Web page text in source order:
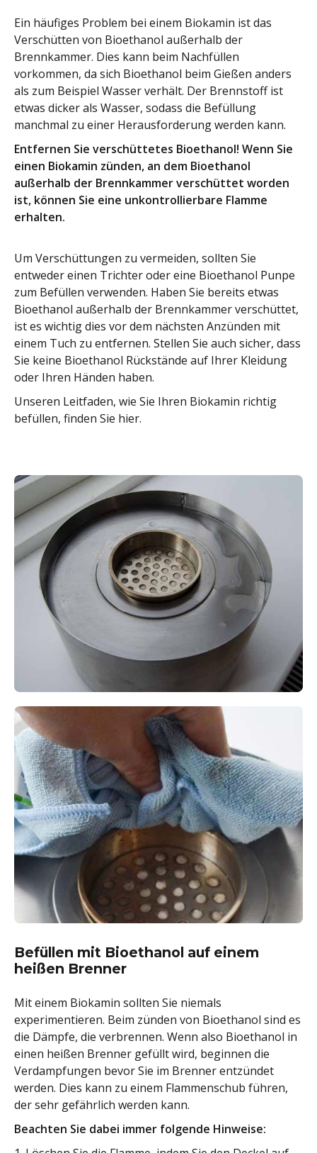
Ein häufiges Problem bei einem Biokamin ist das
Verschütten von Bioethanol außerhalb der
Brennkammer. Dies kann beim Nachfüllen
vorkommen, da sich Bioethanol beim Gießen anders
als zum Beispiel Wasser verhält. Der Brennstoff ist
etwas dicker als Wasser, sodass die Befüllung
manchmal zu einer Herausforderung werden kann.
Entfernen Sie verschüttetes Bioethanol! Wenn Sie
einen Biokamin zünden, an dem Bioethanol
außerhalb der Brennkammer verschüttet worden
ist, können Sie eine unkontrollierbare Flamme
erhalten.
Um Verschüttungen zu vermeiden, sollten Sie
entweder einen Trichter oder eine Bioethanol Punpe
zum Befüllen verwenden. Haben Sie bereits etwas
Bioethanol außerhalb der Brennkammer verschüttet,
ist es wichtig dies vor dem nächsten Anzünden mit
einem Tuch zu entfernen. Stellen Sie auch sicher, dass
Sie keine Bioethanol Rückstände auf Ihrer Kleidung
oder Ihren Händen haben.
Unseren Leitfaden, wie Sie Ihren Biokamin richtig
befüllen, finden Sie hier.
Befüllen mit Bioethanol auf einem
heißen Brenner
Mit einem Biokamin sollten Sie niemals
experimentieren. Beim zünden von Bioethanol sind es
die Dämpfe, die verbrennen. Wenn also Bioethanol in
einen heißen Brenner gefüllt wird, beginnen die
Verdampfungen bevor Sie im Brenner entzündet
werden. Dies kann zu einem Flammenschub führen,
der sehr gefährlich werden kann.
Beachten Sie dabei immer folgende Hinweise: